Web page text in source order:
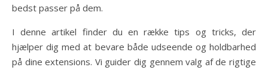
bedst passer på dem.
I denne artikel finder du en række tips og tricks, der
hjælper dig med at bevare både udseende og holdbarhed
på dine extensions. Vi guider dig gennem valg af de rigtige